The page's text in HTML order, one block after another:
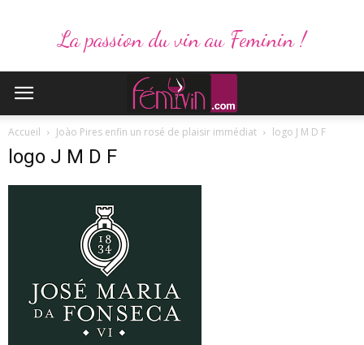
La passion du vin au Feminin !
Accueil Joào Pires enfin un rosé de plaisir immédiat logo J M D F
logo J M D F